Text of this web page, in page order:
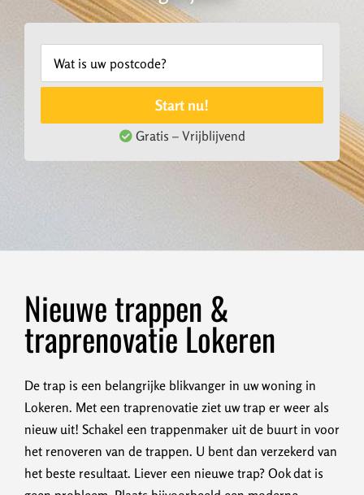
Start nu!
Gratis – Vrijblijvend
Nieuwe trappen &
traprenovatie Lokeren
De trap is een belangrijke blikvanger in uw woning in
Lokeren. Met een traprenovatie ziet uw trap er weer als
nieuw uit! Schakel een trappenmaker uit de buurt in voor
het renoveren van de trappen. U bent dan verzekerd van
het beste resultaat. Liever een nieuwe trap? Ook dat is